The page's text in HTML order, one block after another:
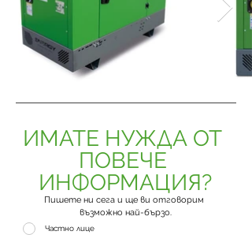
ИМАТЕ НУЖДА ОТ
ПОВЕЧЕ
ИНФОРМАЦИЯ?
Пишете ни сега и ще ви отговорим
възможно най-бързо.
Частно лице